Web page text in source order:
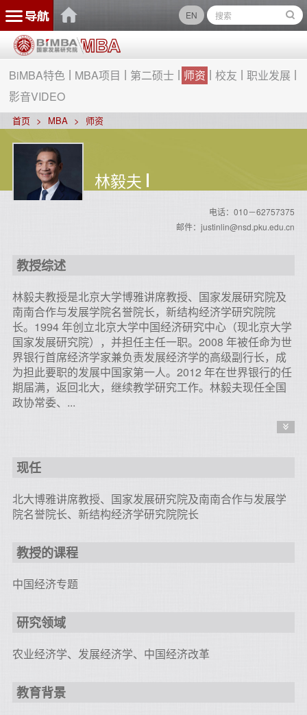
EN
BiMBA特色 MBA项目 第二硕士 师资 校友
职业发展
影音VIDEO
首页 MBA 师资
林毅夫
电话：010－62757375
邮件：justinlin@nsd.pku.edu.cn
教授综述
林毅夫教授是北京大学博雅讲席教授、 国家发展研究院及
南南合作与发展学院名誉院长，新结构经济学研究院院
长。1994 年创立北京大学中国经济研究中心（现北京大学
国家发展研究院），并担任主任一职。2008 年被任命为世
界银行首席经济学家兼负责发展经济学的高级副行长，成
为担此要职的发展中国家第一人。2012 年在世界银行的任
期届满，返回北大，继续教学研究工作。林毅夫现任全国
政协常委、...
现任
北大博雅讲席教授、国家发展研究院及南南合作与发展学
院名誉院长、新结构经济学研究院院长
教授的课程
中国经济专题
研究领域
农业经济学、发展经济学、中国经济改革
教育背景